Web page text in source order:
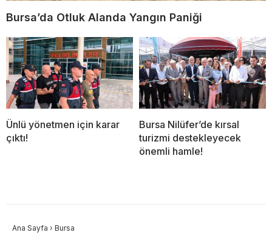
Bursa’da Otluk Alanda Yangın Paniği
Ünlü yönetmen için karar
çıktı!
Bursa Nilüfer’de kırsal
turizmi destekleyecek
önemli hamle!
Ana Sayfa › Bursa